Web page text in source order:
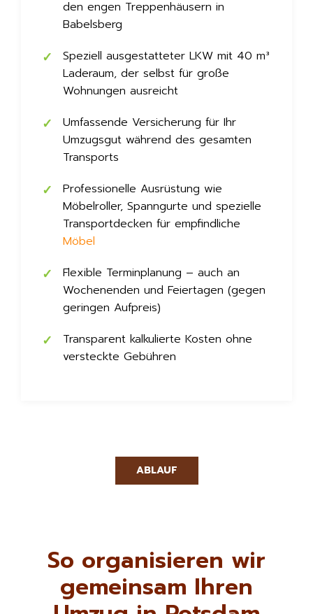
den engen Treppenhäusern in
Babelsberg
Speziell ausgestatteter LKW mit 40 m³
Laderaum, der selbst für große
Wohnungen ausreicht
Umfassende Versicherung für Ihr
Umzugsgut während des gesamten
Transports
Professionelle Ausrüstung wie
Möbelroller, Spanngurte und spezielle
Transportdecken für empfindliche
Möbel
Flexible Terminplanung – auch an
Wochenenden und Feiertagen (gegen
geringen Aufpreis)
Transparent kalkulierte Kosten ohne
versteckte Gebühren
ABLAUF
So organisieren wir
gemeinsam Ihren